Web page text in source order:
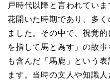
戸時代以降と言われてい
花開いた時期であり、多
ました。その中で、視覚
を指して馬と為す」の故
も含んだ「馬鹿」という
ます。当時の文人や知識